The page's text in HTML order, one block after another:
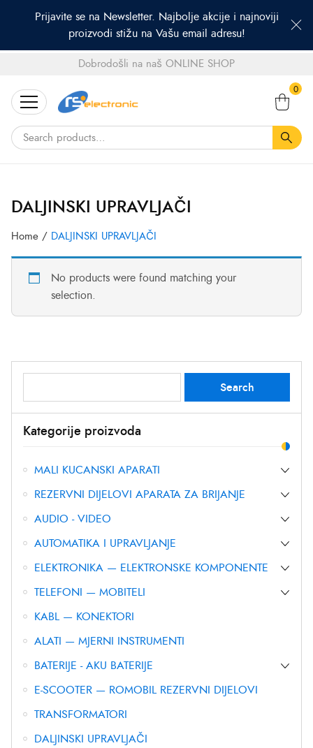
Prijavite se na Newsletter. Najbolje akcije i najnoviji
proizvodi stižu na Vašu email adresu!
Dobrodošli na naš ONLINE SHOP
for:
0
DALJINSKI UPRAVLJAČI
Home / DALJINSKI UPRAVLJAČI
No products were found matching your
selection.
for:
Search
Kategorije proizvoda
MALI KUCANSKI APARATI
REZERVNI DIJELOVI APARATA ZA BRIJANJE
AUDIO - VIDEO
AUTOMATIKA I UPRAVLJANJE
ELEKTRONIKA — ELEKTRONSKE KOMPONENTE
TELEFONI — MOBITELI
KABL — KONEKTORI
ALATI — MJERNI INSTRUMENTI
BATERIJE - AKU BATERIJE
E-SCOOTER — ROMOBIL REZERVNI DIJELOVI
TRANSFORMATORI
DALJINSKI UPRAVLJAČI